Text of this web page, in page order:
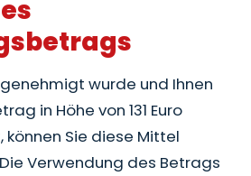
wurde und Ihnen
in Höhe von 131 Euro
Sie diese Mittel
Verwendung des Betrags